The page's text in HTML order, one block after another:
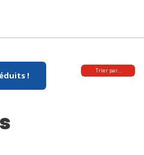
! Trier par…